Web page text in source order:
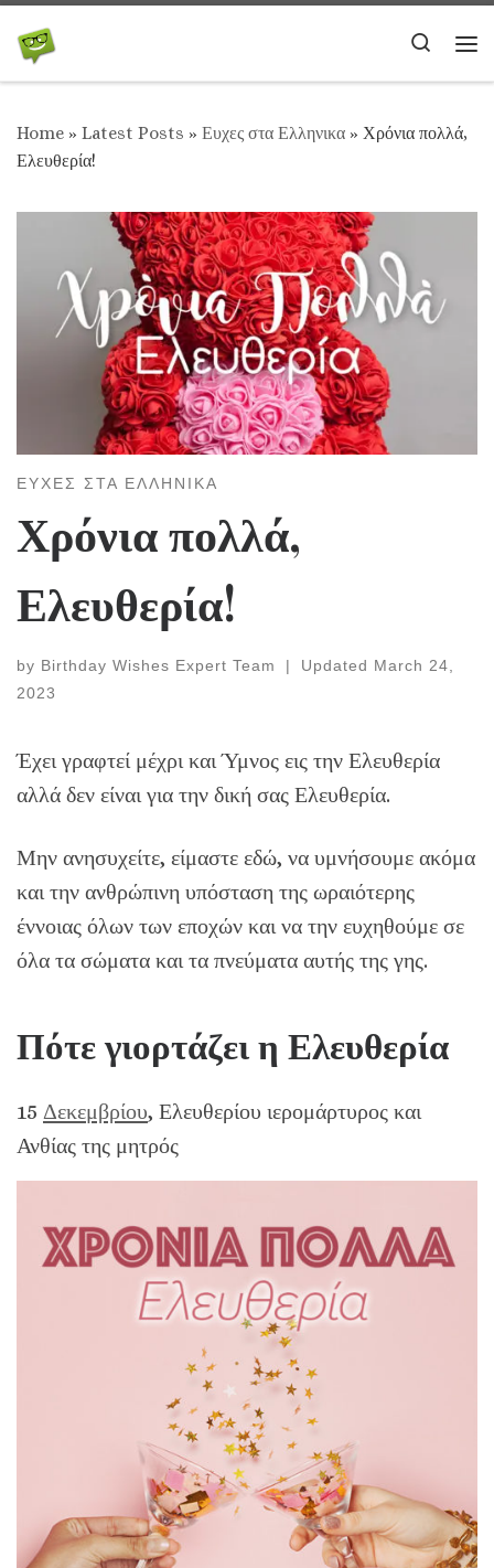
Skip to content
Search
Home » Latest Posts » Ευχες στα Ελληνικα » Χρόνια πολλά,
Ελευθερία!
ΕΥΧΕΣ ΣΤΑ ΕΛΛΗΝΙΚΑ
Χρόνια πολλά,
Ελευθερία!
by Birthday Wishes Expert Team | Updated March 24,
2023
Έχει γραφτεί μέχρι και Ύμνος εις την Ελευθερία
αλλά δεν είναι για την δική σας Ελευθερία.
Μην ανησυχείτε, είμαστε εδώ, να υμνήσουμε ακόμα
και την ανθρώπινη υπόσταση της ωραιότερης
έννοιας όλων των εποχών και να την ευχηθούμε σε
όλα τα σώματα και τα πνεύματα αυτής της γης.
Πότε γιορτάζει η Ελευθερία
15 Δεκεμβρίου, Ελευθερίου ιερομάρτυρος και
Ανθίας της μητρός